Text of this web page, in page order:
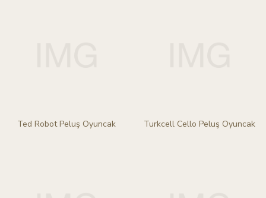
Ted Robot Peluş Oyuncak Turkcell Cello Peluş Oyuncak